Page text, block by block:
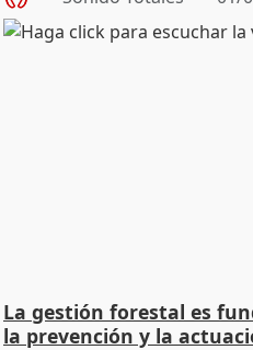
La gestión forestal es
la prevención y la